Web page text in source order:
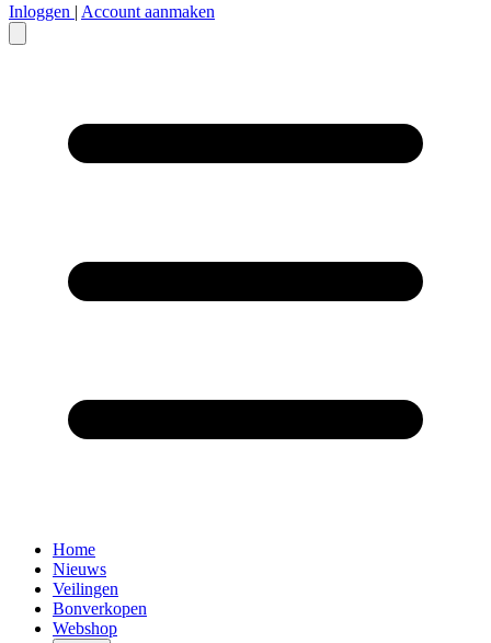
Inloggen | Account aanmaken
Home
Nieuws
Veilingen
Bonverkopen
Webshop